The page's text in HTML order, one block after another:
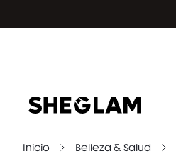
Inicio Belleza & Salud